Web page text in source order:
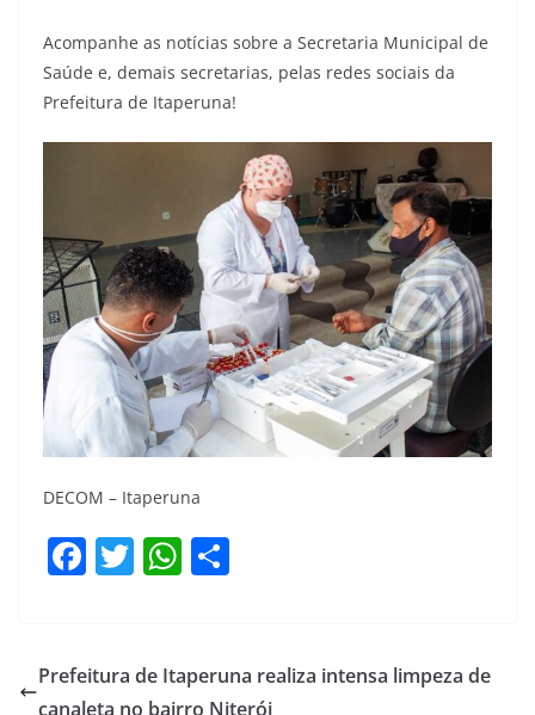
Acompanhe as notícias sobre a Secretaria Municipal de
Saúde e, demais secretarias, pelas redes sociais da
Prefeitura de Itaperuna!
DECOM – Itaperuna
F
e
T
er
W
s e
Prefeitura de Itaperuna realiza intensa limpeza de
canaleta no bairro Niterói